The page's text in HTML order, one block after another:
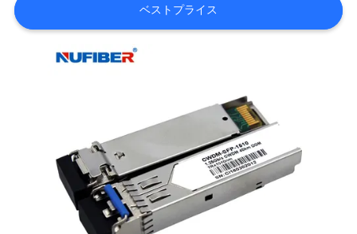
行
ベストプライス